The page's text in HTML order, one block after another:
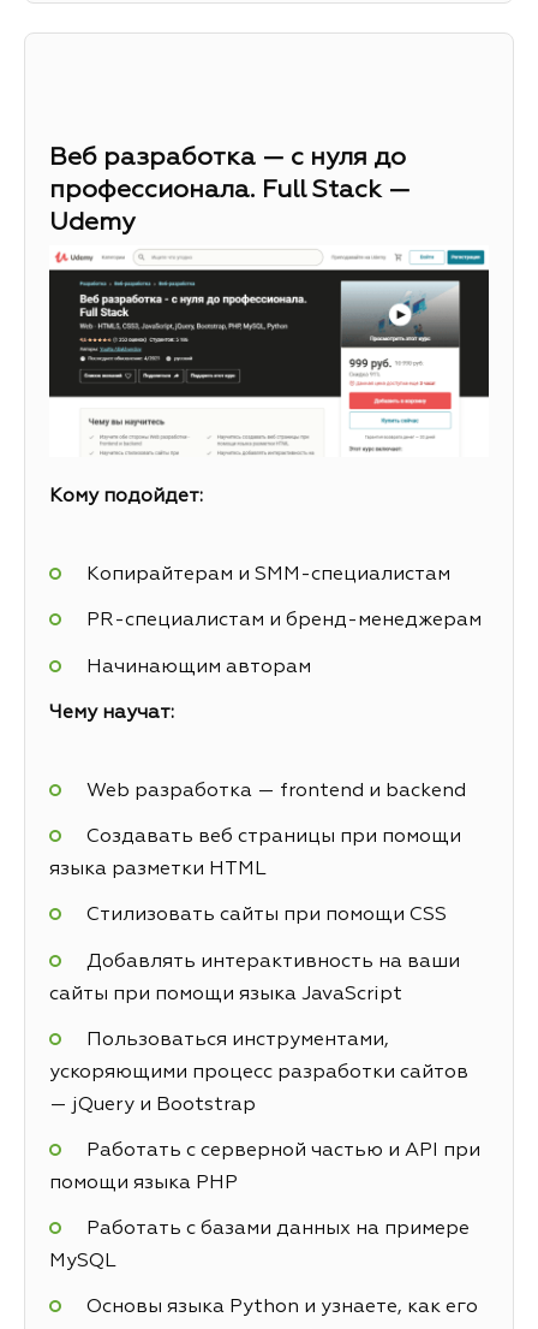
Веб разработка — с нуля до
профессионала. Full Stack —
Udemy
Кому подойдет:
Копирайтерам и SMM-специалистам
PR-специалистам и бренд-менеджерам
Начинающим авторам
Чему научат:
Web разработка — frontend и backend
Создавать веб страницы при помощи
языка разметки HTML
Стилизовать сайты при помощи CSS
Добавлять интерактивность на ваши
сайты при помощи языка JavaScript
Пользоваться инструментами,
ускоряющими процесс разработки сайтов
— jQuery и Bootstrap
Работать с серверной частью и API при
помощи языка PHP
Работать с базами данных на примере
MySQL
Основы языка Python и узнаете, как его